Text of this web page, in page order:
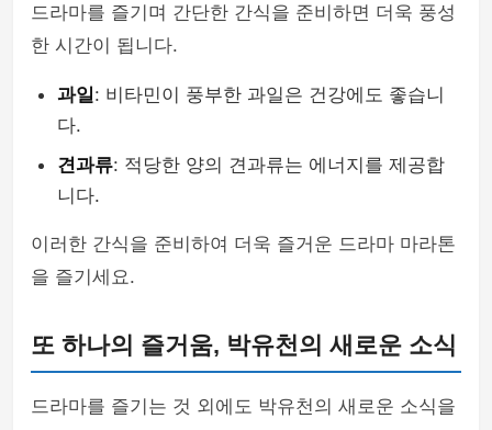
드라마를 즐기며 간단한 간식을 준비하면 더욱 풍성
한 시간이 됩니다.
과일: 비타민이 풍부한 과일은 건강에도 좋습니
다.
견과류: 적당한 양의 견과류는 에너지를 제공합
니다.
이러한 간식을 준비하여 더욱 즐거운 드라마 마라톤
을 즐기세요.
또 하나의 즐거움, 박유천의 새로운 소식
드라마를 즐기는 것 외에도 박유천의 새로운 소식을